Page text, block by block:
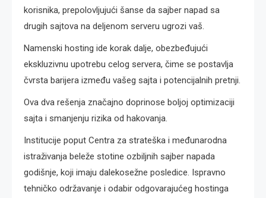
korisnika, prepolovljujući šanse da sajber napad sa
drugih sajtova na deljenom serveru ugrozi vaš.
Namenski hosting ide korak dalje, obezbeđujući
ekskluzivnu upotrebu celog servera, čime se postavlja
čvrsta barijera između vašeg sajta i potencijalnih pretnji.
Ova dva rešenja značajno doprinose boljoj optimizaciji
sajta i smanjenju rizika od hakovanja.
Institucije poput Centra za strateška i međunarodna
istraživanja beleže stotine ozbiljnih sajber napada
godišnje, koji imaju dalekosežne posledice. Ispravno
tehničko održavanje i odabir odgovarajućeg hostinga